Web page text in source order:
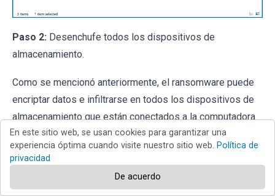
Paso 2: Desenchufe todos los dispositivos de
almacenamiento.
Como se mencionó anteriormente, el ransomware puede
encriptar datos e infiltrarse en todos los dispositivos de
almacenamiento que están conectados a la computadora.
Por esta razón, todos los dispositivos de
almacenamiento externo (unidades flash, discos duros
portátiles, etc.) deben desconectarse inmediatamente; sin
En este sitio web, se usan cookies para garantizar una
experiencia óptima cuando visite nuestro sitio web. Política de
privacidad
De acuerdo